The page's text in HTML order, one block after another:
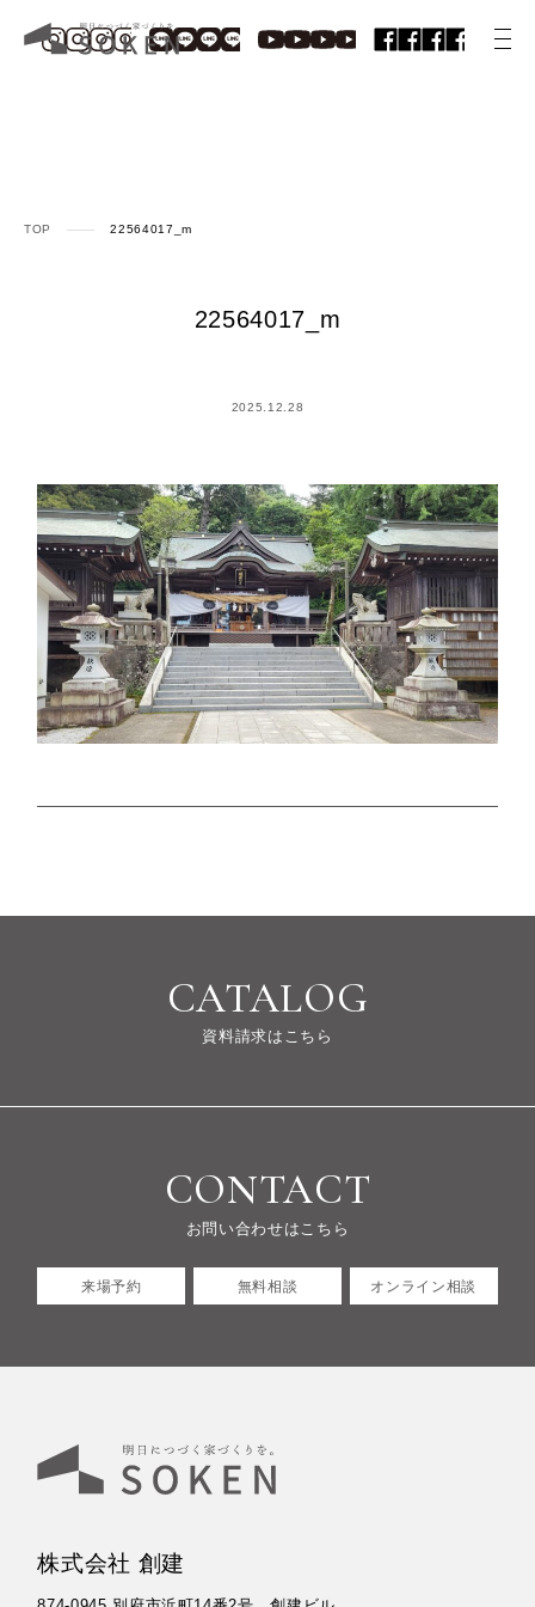
TOP 22564017_m
22564017_m
2025.12.28
CATALOG
資料請求はこちら
CONTACT
お問い合わせはこちら
来場予約 無料相談 オンライン相談
株式会社 創建